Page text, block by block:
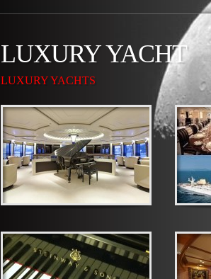
LUXURY YACHT
LUXURY YACHTS